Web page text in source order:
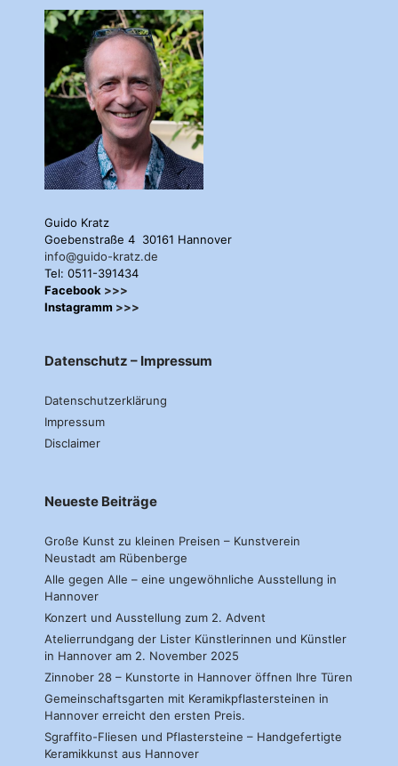
Guido Kratz
Goebenstraße 4 30161 Hannover
info@guido-kratz.de
Tel: 0511-391434
Facebook >>>
Instagramm >>>
Datenschutz – Impressum
Datenschutzerklärung
Impressum
Disclaimer
Neueste Beiträge
Große Kunst zu kleinen Preisen – Kunstverein
Neustadt am Rübenberge
Alle gegen Alle – eine ungewöhnliche Ausstellung in
Hannover
Konzert und Ausstellung zum 2. Advent
Atelierrundgang der Lister Künstlerinnen und Künstler
in Hannover am 2. November 2025
Zinnober 28 – Kunstorte in Hannover öffnen Ihre Türen
Gemeinschaftsgarten mit Keramikpflastersteinen in
Hannover erreicht den ersten Preis.
Sgraffito-Fliesen und Pflastersteine – Handgefertigte
Keramikkunst aus Hannover